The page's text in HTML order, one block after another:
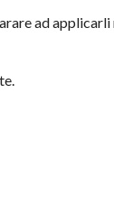
ad applicarli